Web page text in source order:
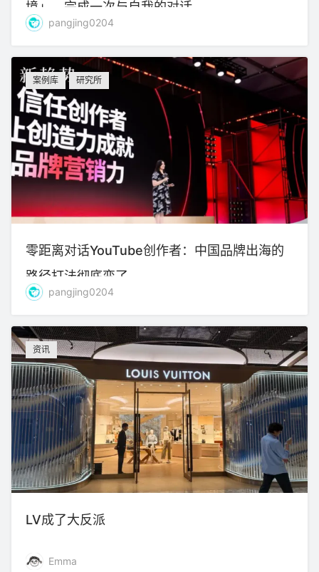
境」，完成一次与自我的对话
pangjing0204
案例库 研究所
零距离对话YouTube创作者：中国品牌出海的
路径打法彻底变了
pangjing0204
资讯
LV成了大反派
Emma